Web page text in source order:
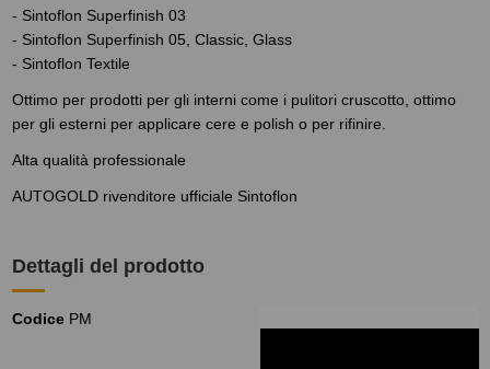
- Sintoflon Superfinish 03
- Sintoflon Superfinish 05, Classic, Glass
- Sintoflon Textile
Ottimo per prodotti per gli interni come i pulitori cruscotto, ottimo
per gli esterni per applicare cere e polish o per rifinire.
Alta qualità professionale
AUTOGOLD rivenditore ufficiale Sintoflon
Dettagli del prodotto
Codice PM